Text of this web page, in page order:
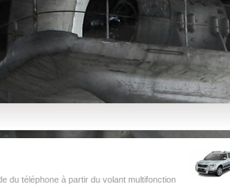
du téléphone à partir du volant multifonction